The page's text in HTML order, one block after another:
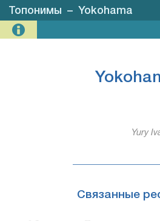
Топонимы – Yokohama
Yury
Связанные